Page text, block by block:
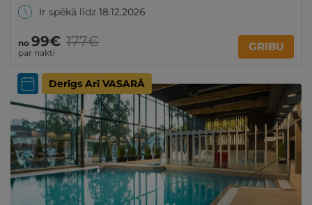
Ir spēkā līdz 18.12.2026
no 99€
par nakti
177€ GRIBU
Derīgs Arī VASARĀ